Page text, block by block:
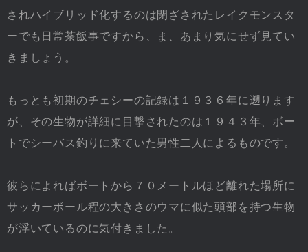
されハイブリッド化するのは閉ざされたレイクモンスタ
ーでも日常茶飯事ですから、ま、あまり気にせず見てい
きましょう。
もっとも初期のチェシーの記録は１９３６年に遡ります
が、その生物が詳細に目撃されたのは１９４３年、ボー
トでシーバス釣りに来ていた男性二人によるものです。
彼らによればボートから７０メートルほど離れた場所に
サッカーボール程の大きさのウマに似た頭部を持つ生物
が浮いているのに気付きました。